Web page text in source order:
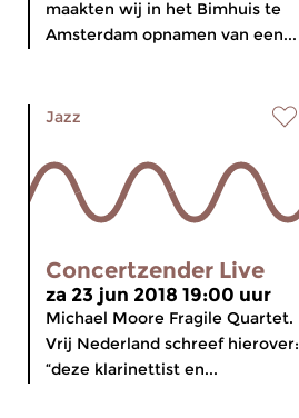
maakten wij in het Bimhuis te
Amsterdam opnamen van een...
Jazz
Concertzender Live
za 23 jun 2018 19:00 uur
Michael Moore Fragile Quartet.
Vrij Nederland schreef hierover:
“deze klarinettist en...